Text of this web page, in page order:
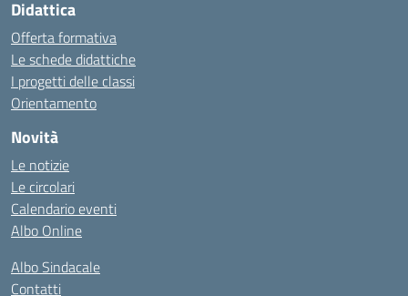
Didattica
Offerta formativa
Le schede didattiche
I progetti delle classi
Orientamento
Novità
Le notizie
Le circolari
Calendario eventi
Albo Online
Albo Sindacale
Contatti